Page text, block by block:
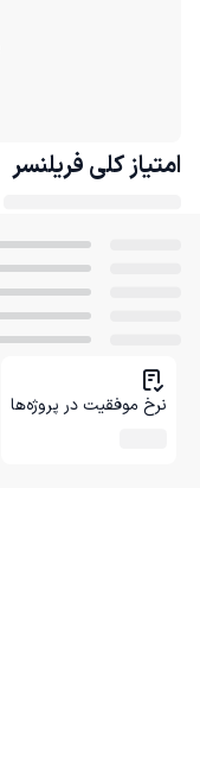
امتیاز کلی فریلنسر
نرخ موفقیت در پروژه‌ها